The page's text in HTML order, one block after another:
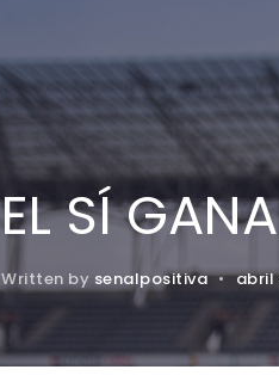
EL SÍ
Written by senalpositiva • abril